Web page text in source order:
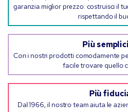
garanzia miglior prezzo: costruisci il
rispettando il
Più
Con i nostri prodotti comodamente
facile trovare quello
Più
Dal 1966, il nostro team aiuta le